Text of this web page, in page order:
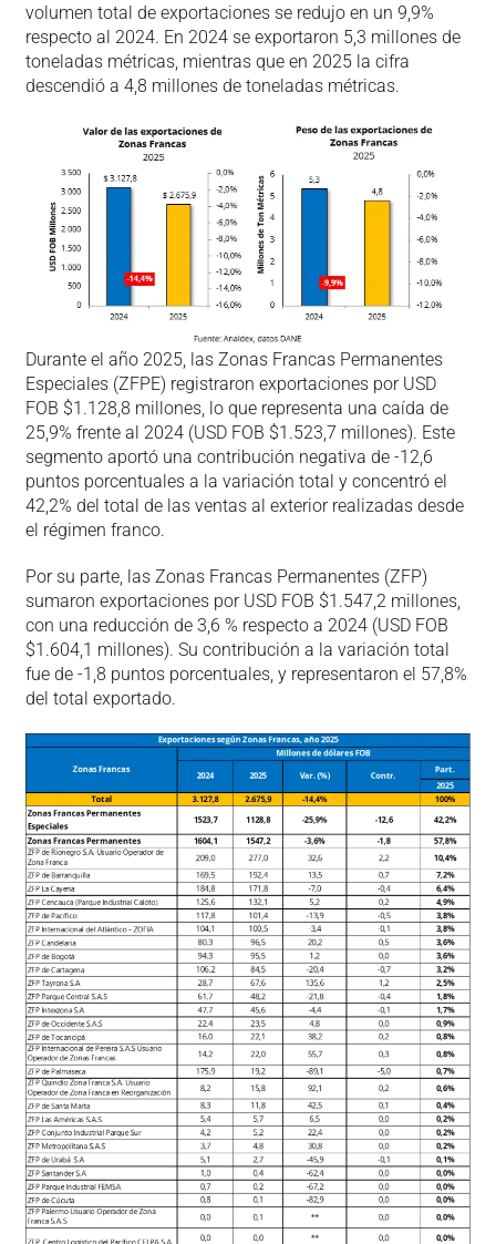
volumen total de exportaciones se redujo en un 9,9%
respecto al 2024. En 2024 se exportaron 5,3 millones de
toneladas métricas, mientras que en 2025 la cifra
descendió a 4,8 millones de toneladas métricas.
Durante el año 2025, las Zonas Francas Permanentes
Especiales (ZFPE) registraron exportaciones por USD
FOB $1.128,8 millones, lo que representa una caída de
25,9% frente al 2024 (USD FOB $1.523,7 millones). Este
segmento aportó una contribución negativa de -12,6
puntos porcentuales a la variación total y concentró el
42,2% del total de las ventas al exterior realizadas desde
el régimen franco.
Por su parte, las Zonas Francas Permanentes (ZFP)
sumaron exportaciones por USD FOB $1.547,2 millones,
con una reducción de 3,6 % respecto a 2024 (USD FOB
$1.604,1 millones). Su contribución a la variación total
fue de -1,8 puntos porcentuales, y representaron el 57,8%
del total exportado.